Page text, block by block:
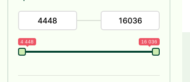
4 448 16 036